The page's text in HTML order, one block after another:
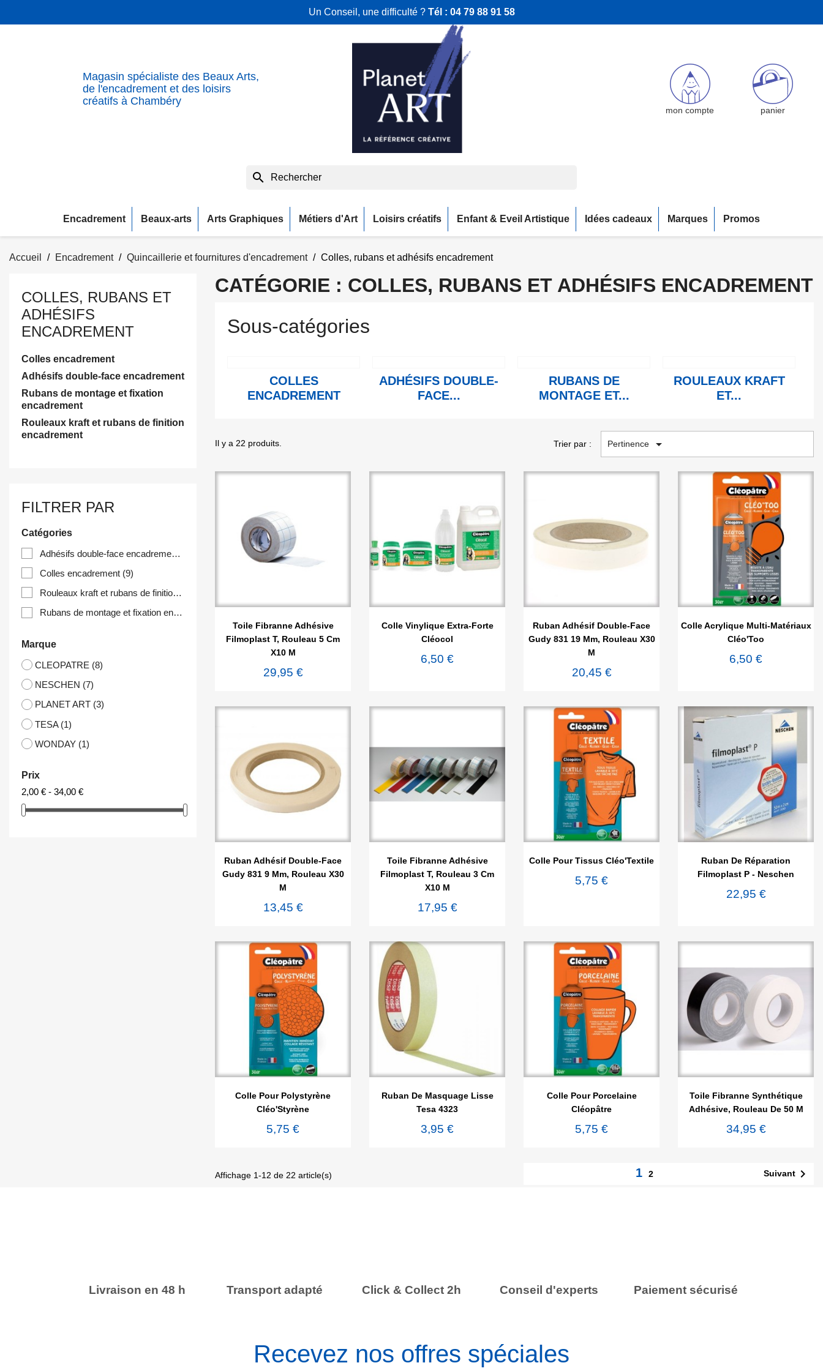
Un Conseil, une difficulté ? Tél : 04 79 88 91 58
Magasin spécialiste des Beaux Arts,
de l'encadrement et des loisirs
créatifs à Chambéry
mon compte panier
search
Encadrement Beaux-arts Arts Graphiques Métiers d'Art Loisirs créatifs Enfant & Eveil Artistique Idées cadeaux Marques Promos
Accueil Encadrement Quincaillerie et fournitures d'encadrement Colles, rubans et adhésifs encadrement
COLLES, RUBANS ET
ADHÉSIFS
ENCADREMENT
Colles encadrement
Adhésifs double-face encadrement
Rubans de montage et fixation
encadrement
Rouleaux kraft et rubans de finition
encadrement
FILTRER PAR
Catégories
Adhésifs double-face encadrement
Colles encadrement (9)
Rouleaux kraft et rubans de finition encadrement
Rubans de montage et fixation encadrement
Marque
CLEOPATRE (8)
NESCHEN (7)
PLANET ART (3)
TESA (1)
WONDAY (1)
Prix
2,00 € - 34,00 €
CATÉGORIE : COLLES, RUBANS ET ADHÉSIFS ENCADREMENT
Sous-catégories
COLLES
ENCADREMENT
ADHÉSIFS DOUBLE-
FACE...
RUBANS DE
MONTAGE ET...
ROULEAUX KRAFT
ET...
Il y a 22 produits. Trier par : Pertinence 
 Aperçu rapide
Toile Fibranne Adhésive
Filmoplast T, Rouleau 5 Cm
X10 M
29,95 €

Colle Vinylique Extra-Forte
Cléocol
6,50 €
 Aperçu rapide
Ruban Adhésif Double-Face
Gudy 831 19 Mm, Rouleau X30
M
20,45 €

Colle Acrylique Multi-Matériaux
Cléo'Too
6,50 €
 Aperçu rapide
Ruban Adhésif Double-Face
Gudy 831 9 Mm, Rouleau X30
M
13,45 €
 Aperçu rapide
Toile Fibranne Adhésive
Filmoplast T, Rouleau 3 Cm
X10 M
17,95 €
 Aperçu rapide
Colle Pour Tissus Cléo'Textile
5,75 €
 Aperçu rapide
Ruban De Réparation
Filmoplast P - Neschen
22,95 €
 Aperçu rapide
Colle Pour Polystyrène
Cléo'Styrène
5,75 €

Ruban De Masquage Lisse
Tesa 4323
3,95 €

Colle Pour Porcelaine
Cléopâtre
5,75 €
 Aperçu rapide
Toile Fibranne Synthétique
Adhésive, Rouleau De 50 M
34,95 €
Affichage 1-12 de 22 article(s) 12 Suivant
Livraison en 48 h Transport adapté Click & Collect 2h Conseil d'experts Paiement sécurisé
Recevez nos offres spéciales